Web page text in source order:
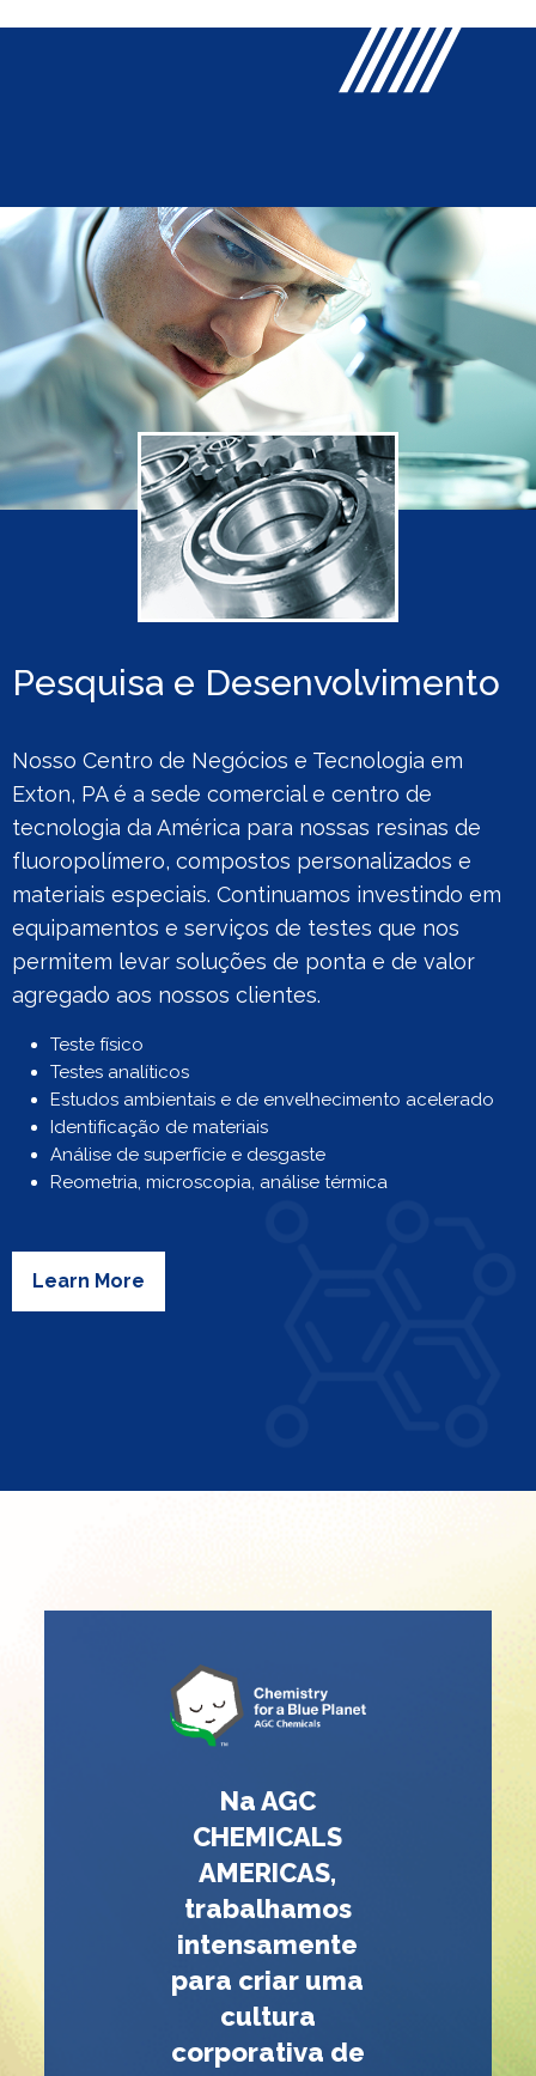
Pesquisa e Desenvolvimento
Nosso Centro de Negócios e Tecnologia em
Exton, PA é a sede comercial e centro de
tecnologia da América para nossas resinas de
fluoropolímero, compostos personalizados e
materiais especiais. Continuamos investindo em
equipamentos e serviços de testes que nos
permitem levar soluções de ponta e de valor
agregado aos nossos clientes.
Teste físico
Testes analíticos
Estudos ambientais e de envelhecimento acelerado
Identificação de materiais
Análise de superfície e desgaste
Reometria, microscopia, análise térmica
Learn More
Na AGC
CHEMICALS
AMERICAS,
trabalhamos
intensamente
para criar uma
cultura
corporativa de